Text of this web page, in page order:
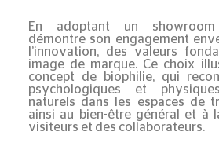
En adoptant un
démontre son engagement
l’innovation, des valeurs
image de marque. Ce choix
concept de biophilie, qui
psychologiques et
naturels dans les espaces de
ainsi au bien-être général et à
visiteurs et des collaborateurs.